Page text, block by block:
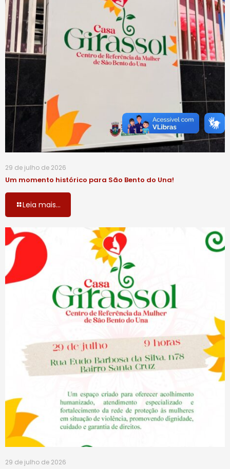
29 de julho de 2026
Um momento histórico para São Bento do Una!
Leia mais...
29 de julho de 2026